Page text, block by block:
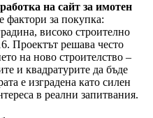
на сайт за имотен
фактори за покупка:
високо строително
Проектът решава често
на ново строителство –
и квадратурите да бъде
е изградена като силен
в реални запитвания.